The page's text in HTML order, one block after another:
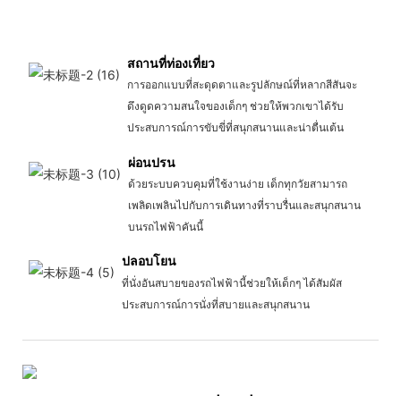
สถานที่ท่องเที่ยว
การออกแบบที่สะดุดตาและรูปลักษณ์ที่หลากสีสันจะ
ดึงดูดความสนใจของเด็กๆ ช่วยให้พวกเขาได้รับ
ประสบการณ์การขับขี่ที่สนุกสนานและน่าตื่นเต้น
ผ่อนปรน
ด้วยระบบควบคุมที่ใช้งานง่าย เด็กทุกวัยสามารถ
เพลิดเพลินไปกับการเดินทางที่ราบรื่นและสนุกสนาน
บนรถไฟฟ้าคันนี้
ปลอบโยน
ที่นั่งอันสบายของรถไฟฟ้านี้ช่วยให้เด็กๆ ได้สัมผัส
ประสบการณ์การนั่งที่สบายและสนุกสนาน